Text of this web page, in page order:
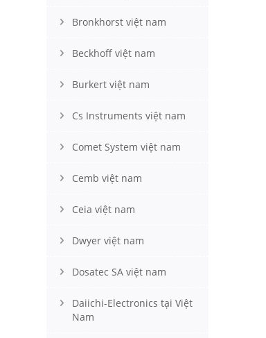
Bronkhorst việt nam
Beckhoff việt nam
Burkert việt nam
Cs Instruments việt nam
Comet System việt nam
Cemb việt nam
Ceia việt nam
Dwyer việt nam
Dosatec SA việt nam
Daiichi-Electronics tại Việt
Nam